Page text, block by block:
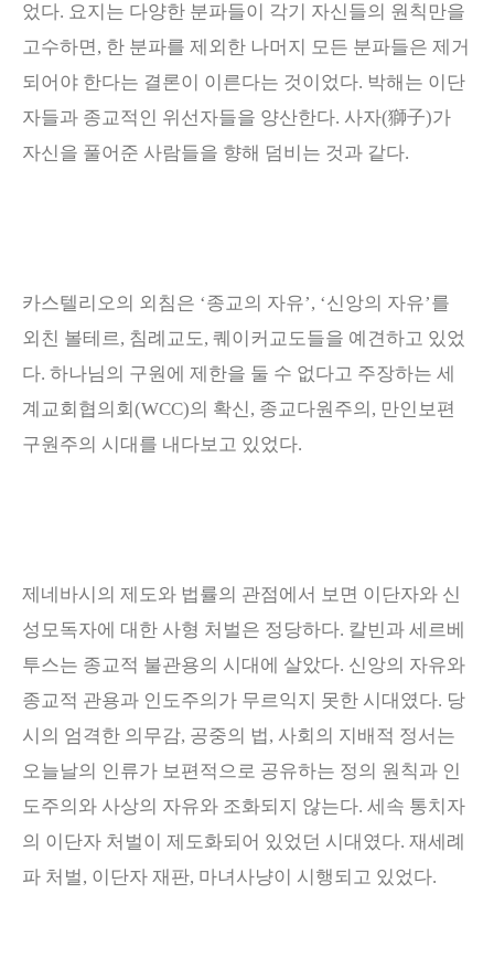
었다. 요지는 다양한 분파들이 각기 자신들의 원칙만을
고수하면, 한 분파를 제외한 나머지 모든 분파들은 제거
되어야 한다는 결론이 이른다는 것이었다. 박해는 이단
자들과 종교적인 위선자들을 양산한다. 사자(獅子)가
자신을 풀어준 사람들을 향해 덤비는 것과 같다.
카스텔리오의 외침은 ‘종교의 자유’, ‘신앙의 자유’를
외친 볼테르, 침례교도, 퀘이커교도들을 예견하고 있었
다. 하나님의 구원에 제한을 둘 수 없다고 주장하는 세
계교회협의회 (WCC)의 확신, 종교다원주의 , 만인보편
구원주의 시대를 내다보고 있었다.
제네바시의 제도와 법률의 관점에서 보면 이단자와 신
성모독자에 대한 사형 처벌은 정당하다. 칼빈과 세르베
투스는 종교적 불관용의 시대에 살았다. 신앙의 자유와
종교적 관용과 인도주의가 무르익지 못한 시대였다. 당
시의 엄격한 의무감, 공중의 법 , 사회의 지배적 정서는
오늘날의 인류가 보편적으로 공유하는 정의 원칙과 인
도주의와 사상의 자유와 조화되지 않는다. 세속 통치자
의 이단자 처벌이 제도화되어 있었던 시대였다. 재세례
파 처벌 , 이단자 재판, 마녀사냥이 시행되고 있었다.